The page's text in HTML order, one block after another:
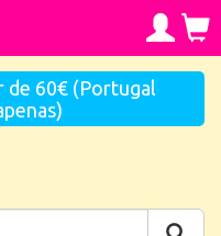
de 60€ (Portugal